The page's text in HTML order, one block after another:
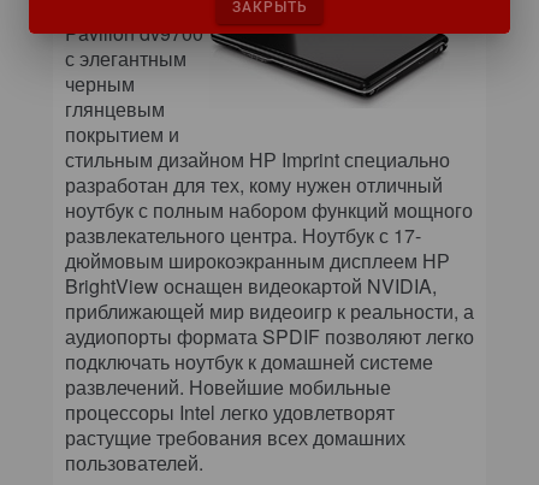
Pavilion dv9700
с элегантным
черным
глянцевым
покрытием и
стильным дизайном НР Imprint специально
разработан для тех, кому нужен отличный
ноутбук с полным набором функций мощного
развлекательного центра. Ноутбук с 17-
дюймовым широкоэкранным дисплеем НР
BrightView оснащен видеокартой NVIDIA,
приближающей мир видеоигр к реальности, а
аудиопорты формата SPDIF позволяют легко
подключать ноутбук к домашней системе
развлечений. Новейшие мобильные
процессоры Intel легко удовлетворят
растущие требования всех домашних
пользователей.
ЗАКРЫТЬ